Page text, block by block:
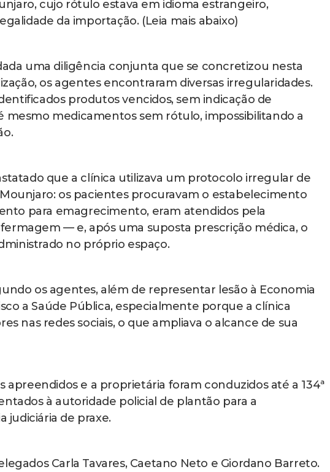
cujo rótulo estava em idioma estrangeiro,
da importação. (Leia mais abaixo)
uma diligência conjunta que se concretizou nesta
os agentes encontraram diversas irregularidades.
produtos vencidos, sem indicação de
medicamentos sem rótulo, impossibilitando a
que a clínica utilizava um protocolo irregular de
os pacientes procuravam o estabelecimento
para emagrecimento, eram atendidos pela
— e, após uma suposta prescrição médica, o
no próprio espaço.
os agentes, além de representar lesão à Economia
a Saúde Pública, especialmente porque a clínica
nas redes sociais, o que ampliava o alcance de sua
apreendidos e a proprietária foram conduzidos até a 134ª
à autoridade policial de plantão para a
judiciária de praxe.
Carla Tavares, Caetano Neto e Giordano Barreto.